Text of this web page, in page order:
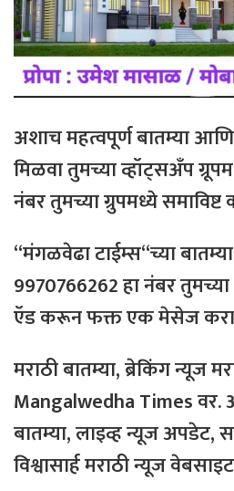
अशाचमहत्वपूर्णबातम्याआणि
मिळवातुमच्याव्हॉट्सअँप
नंबरतुमच्याग्रुपमध्येसमाविष्ट
“मंगळवेढाटाईम्स“च्याबातम्या
9970766262हानंबरतुमच्या
ऍडकरूनफक्तएकमेसेजकरा
मराठीबातम्या,ब्रेकिंगन्यूज
Mangalwedha Timesवर.
बातम्या,लाइव्हन्यूजअपडेट,
विश्वासार्हमराठीन्यूजवेबसाइट